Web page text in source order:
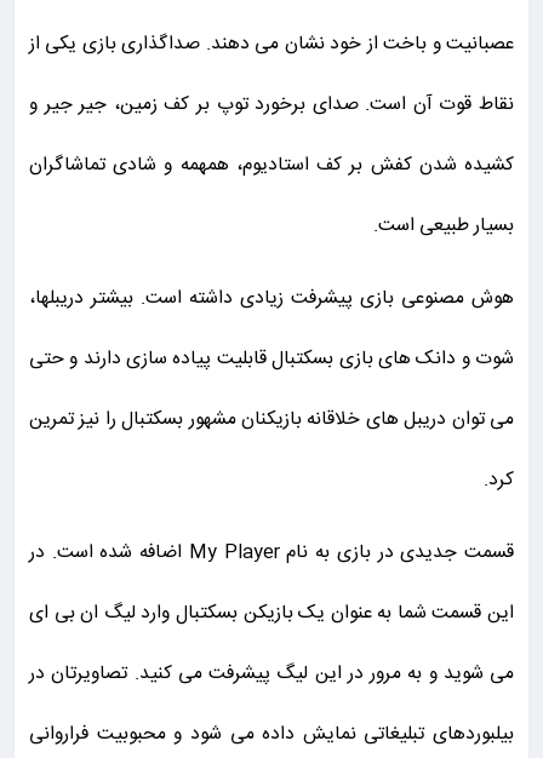
عصبانیت و باخت از خود نشان می دهند. صداگذاری بازی یکی از
نقاط قوت آن است. صدای برخورد توپ بر کف زمین، جیر جیر و
کشیده شدن کفش بر کف استادیوم، همهمه و شادی تماشاگران
بسیار طبیعی است.
هوش مصنوعی بازی پیشرفت زیادی داشته است. بیشتر دریبلها،
شوت و دانک های بازی بسکتبال قابلیت پیاده سازی دارند و حتی
می توان دریبل های خلاقانه بازیکنان مشهور بسکتبال را نیز تمرین
کرد.
قسمت جدیدی در بازی به نام My Player اضافه شده است. در
این قسمت شما به عنوان یک بازیکن بسکتبال وارد لیگ ان بی ای
می شوید و به مرور در این لیگ پیشرفت می کنید. تصاویرتان در
بیلبوردهای تبلیغاتی نمایش داده می شود و محبوبیت فراروانی